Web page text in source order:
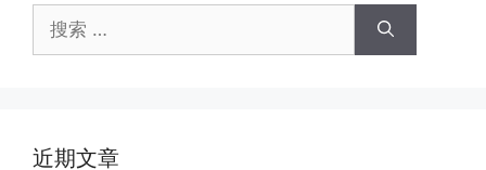
索：
近期文章